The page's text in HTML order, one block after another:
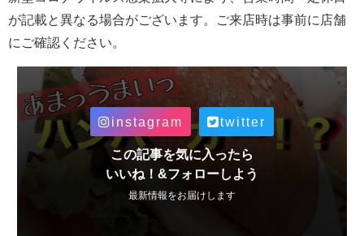
が記載と異なる場合がございます。ご来店時は事前に店舗
にご確認ください。
instagram twitter
この記事を気に入ったら
いいね！&フォローしよう
最新情報をお届けします